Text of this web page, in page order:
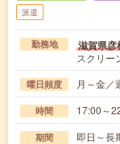
派遣
勤務地 滋賀県彦
スクリー
曜日頻度 月～金／
時間 17:00～
期間 即日～長